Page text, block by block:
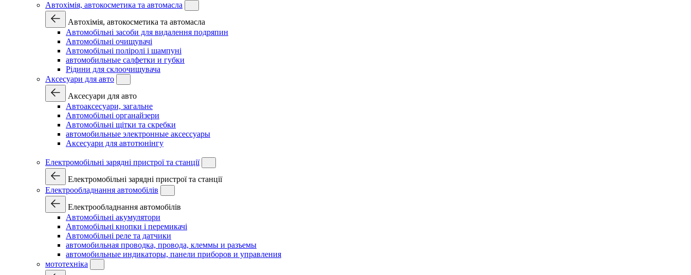
Автохімія, автокосметика та автомасла
Автохімія, автокосметика та автомасла
Автомобільні засоби для видалення подряпин
Автомобільні очищувачі
Автомобільні поліролі і шампуні
автомобильные салфетки и губки
Рідини для склоочищувача
Аксесуари для авто
Аксесуари для авто
Автоаксесуари, загальне
Автомобільні органайзери
Автомобільні щітки та скребки
автомобильные электронные аксессуары
Аксесуари для автотюнінгу
Електромобільні зарядні пристрої та станції
Електромобільні зарядні пристрої та станції
Електрообладнання автомобілів
Електрообладнання автомобілів
Автомобільні акумулятори
Автомобільні кнопки і перемикачі
Автомобільні реле та датчики
автомобильная проводка, провода, клеммы и разъемы
автомобильные индикаторы, панели приборов и управления
мототехніка